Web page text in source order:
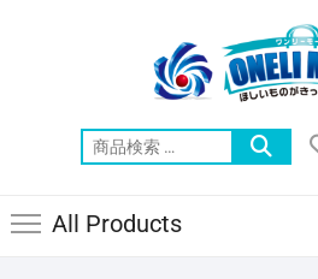
索
All Products